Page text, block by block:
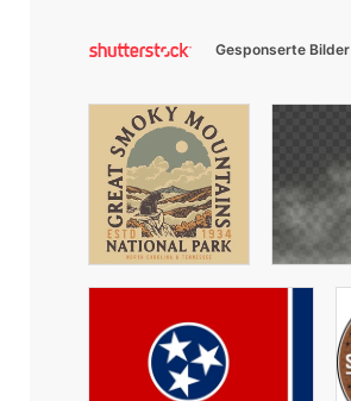
Gesponserte Bilder